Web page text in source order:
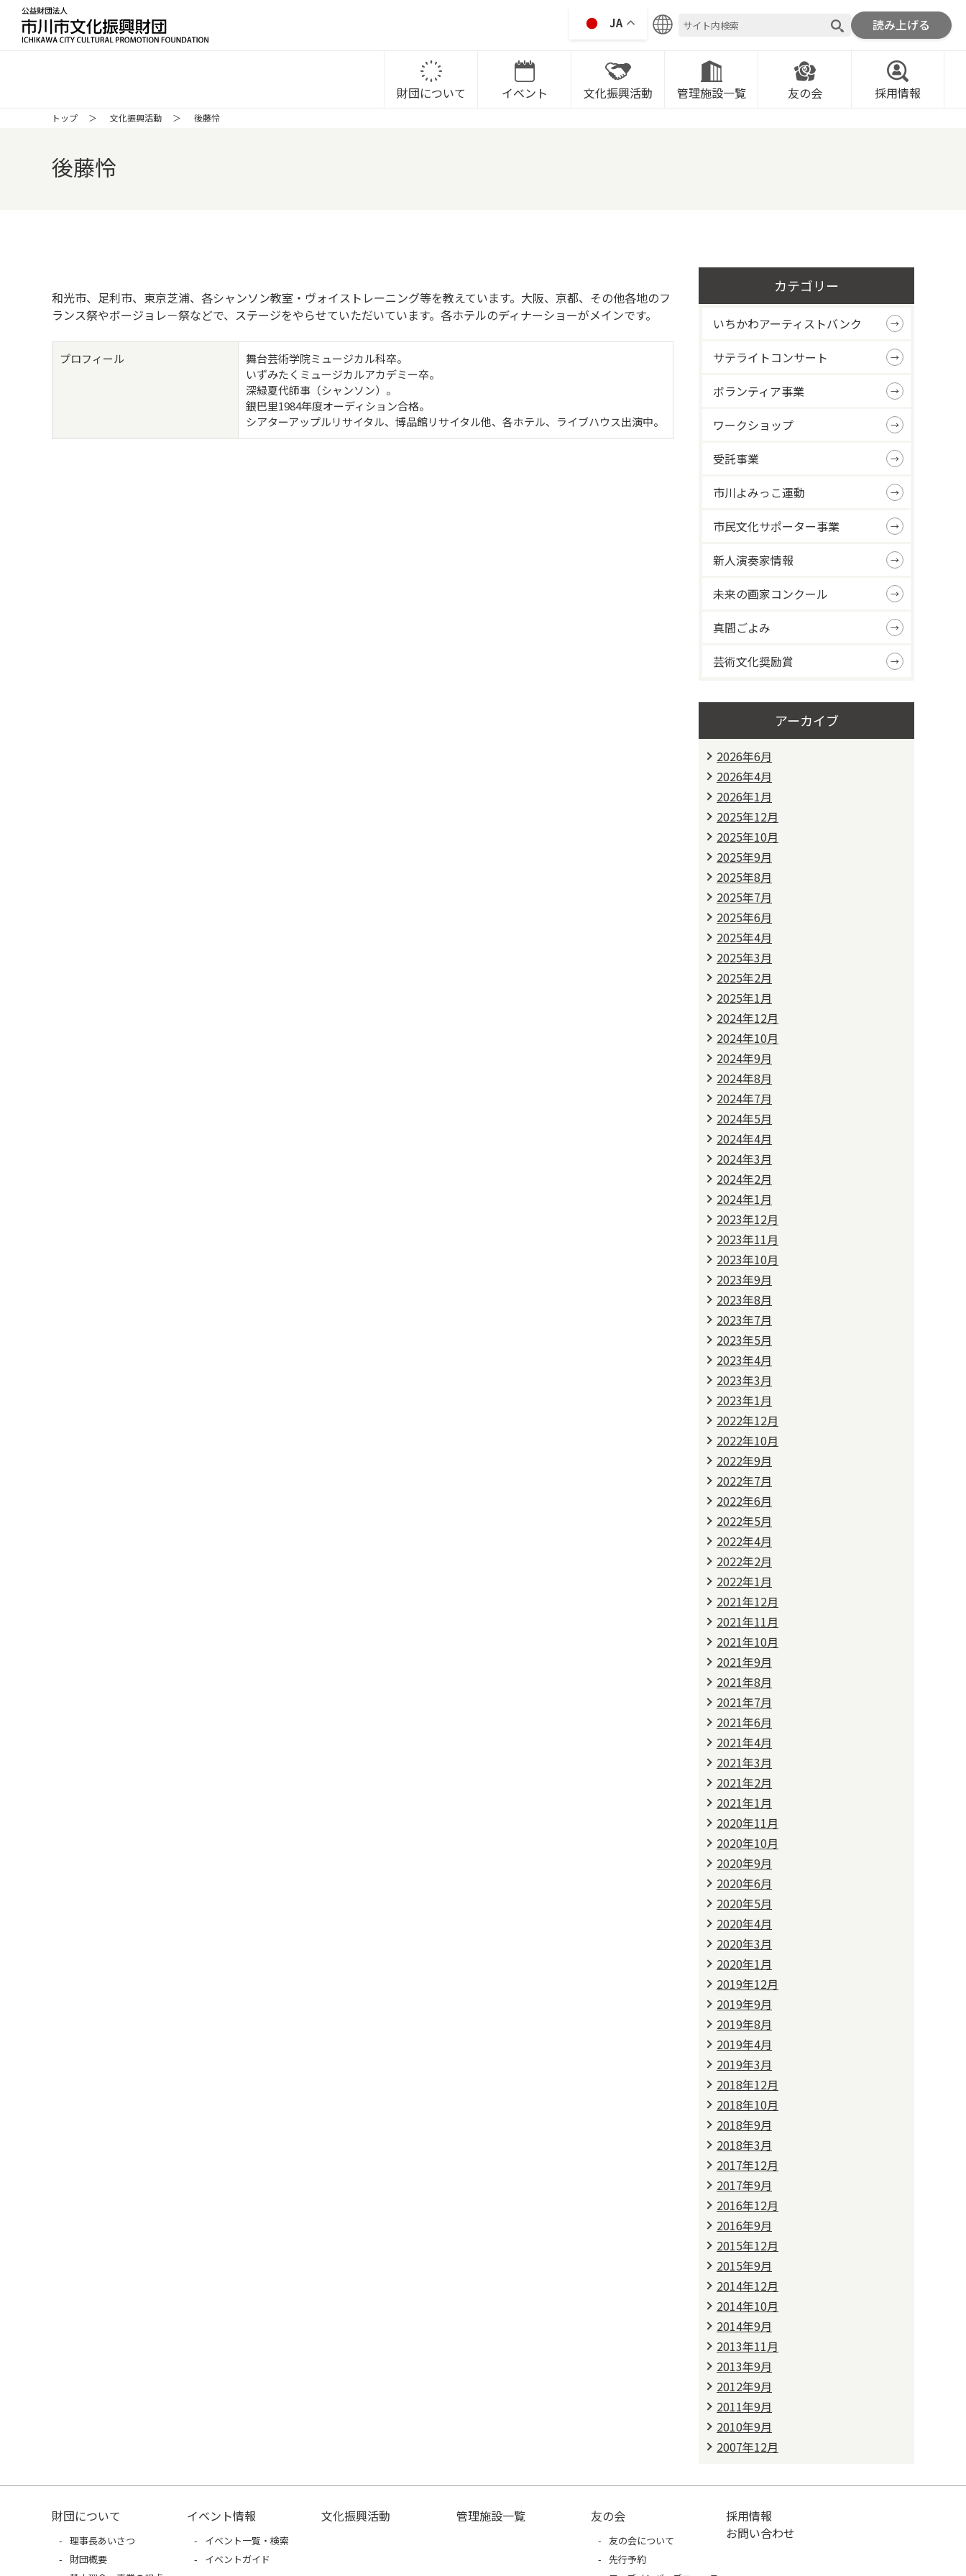
公益財団法人 市川市文化振興財団 ICHIKAWA CITY CULTRURAL PROMOTION FOUNDATION
JA 読み上げる
財団について イベント 文化振興活動 管理施設一覧 友の会 採用情報
トップ 文化振興活動 後藤怜
後藤怜
和光市、足利市、東京芝浦、各シャンソン教室・ヴォイストレーニング等を教えています。大阪、京都、その他各地のフ
ランス祭やボージョレ－祭などで、ステージをやらせていただいています。各ホテルのディナーショーがメインです。
プロフィール
舞台芸術学院ミュージカル科卒。
いずみたくミュージカルアカデミー卒。
深緑夏代師事（シャンソン）。
銀巴里1984年度オーディション合格。
シアターアップルリサイタル、博品館リサイタル他、各ホテル、ライブハウス出演中。
カテゴリー
いちかわアーティストバンク
サテライトコンサート
ボランティア事業
ワークショップ
受託事業
市川よみっこ運動
市民文化サポーター事業
新人演奏家情報
未来の画家コンクール
真間ごよみ
芸術文化奨励賞
アーカイブ
2026年6月
2026年4月
2026年1月
2025年12月
2025年10月
2025年9月
2025年8月
2025年7月
2025年6月
2025年4月
2025年3月
2025年2月
2025年1月
2024年12月
2024年10月
2024年9月
2024年8月
2024年7月
2024年5月
2024年4月
2024年3月
2024年2月
2024年1月
2023年12月
2023年11月
2023年10月
2023年9月
2023年8月
2023年7月
2023年5月
2023年4月
2023年3月
2023年1月
2022年12月
2022年10月
2022年9月
2022年7月
2022年6月
2022年5月
2022年4月
2022年2月
2022年1月
2021年12月
2021年11月
2021年10月
2021年9月
2021年8月
2021年7月
2021年6月
2021年4月
2021年3月
2021年2月
2021年1月
2020年11月
2020年10月
2020年9月
2020年6月
2020年5月
2020年4月
2020年3月
2020年1月
2019年12月
2019年9月
2019年8月
2019年4月
2019年3月
2018年12月
2018年10月
2018年9月
2018年3月
2017年12月
2017年9月
2016年12月
2016年9月
2015年12月
2015年9月
2014年12月
2014年10月
2014年9月
2013年11月
2013年9月
2012年9月
2011年9月
2010年9月
2007年12月
財団について
理事長あいさつ
財団概要
イベント情報
イベント一覧・検索
イベントガイド
文化振興活動 管理施設一覧 友の会
友の会について
先行予約
採用情報
お問い合わせ